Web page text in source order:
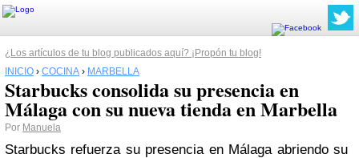
¿Los artículos de tu blog publicados aquí? ¡Propón tu blog!
INICIO › COCINA › MARBELLA
Starbucks consolida su presencia en
Málaga con su nueva tienda en Marbella
Por Manuela
Starbucks refuerza su presencia en Málaga abriendo su